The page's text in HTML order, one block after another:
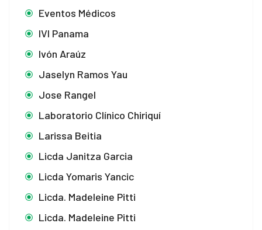
Eventos Médicos
IVI Panama
Ivón Araúz
Jaselyn Ramos Yau
Jose Rangel
Laboratorio Clínico Chiriquí
Larissa Beitia
Licda Janitza Garcia
Licda Yomaris Yancic
Licda. Madeleine Pitti
Licda. Madeleine Pitti